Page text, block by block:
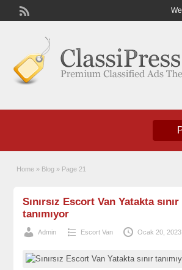
Home » Blog » Page 21
Sınırsız Escort Van Yatakta sınır
tanımıyor
Admin Escort Van Ocak 20, 2023